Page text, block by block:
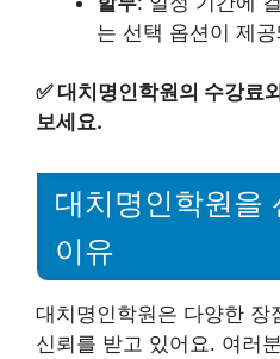
는 선택 옵션이 제
✅대치명인학원의 수강료
보세요.
대치명인학원을
이유
대치명인학원은 다양한 장
신뢰를 받고 있어요. 여러